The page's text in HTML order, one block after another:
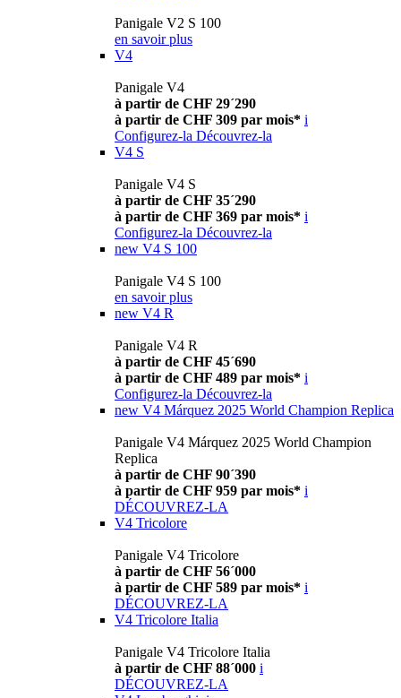
Panigale V2 S 100
en savoir plus
V4
Panigale V4
à partir de CHF 29´290
à partir de CHF 309 par mois* i
Configurez-la Découvrez-la
V4 S
Panigale V4 S
à partir de CHF 35´290
à partir de CHF 369 par mois* i
Configurez-la Découvrez-la
new V4 S 100
Panigale V4 S 100
en savoir plus
new V4 R
Panigale V4 R
à partir de CHF 45´690
à partir de CHF 489 par mois* i
Configurez-la Découvrez-la
new V4 Márquez 2025 World Champion Replica
Panigale V4 Márquez 2025 World Champion
Replica
à partir de CHF 90´390
à partir de CHF 959 par mois* i
DÉCOUVREZ-LA
V4 Tricolore
Panigale V4 Tricolore
à partir de CHF 56´000
à partir de CHF 589 par mois* i
DÉCOUVREZ-LA
V4 Tricolore Italia
Panigale V4 Tricolore Italia
à partir de CHF 88´000 i
DÉCOUVREZ-LA